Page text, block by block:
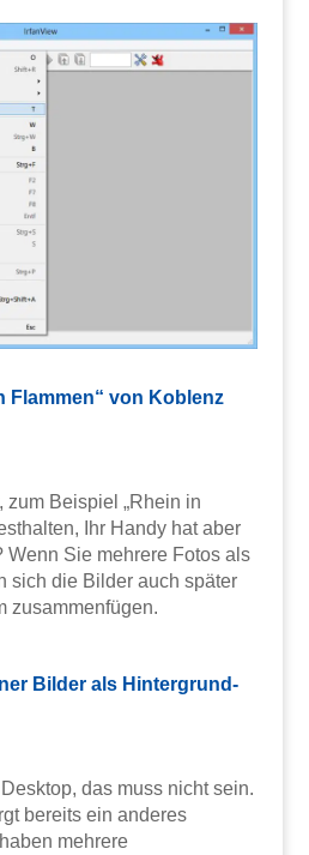
Flammen“ von Koblenz
Beispiel „Rhein in
Ihr Handy hat aber
Wenn Sie mehrere Fotos als
sich die Bilder auch später
zusammenfügen.
Bilder als Hintergrund-
das muss nicht sein.
bereits ein anderes
mehrere